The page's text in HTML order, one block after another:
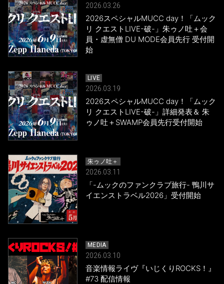
2026.03.26
2026スペシャルMUCC day！「ムック
リ クエストLIVE-破-」朱ゥノ吐＋会
員・虚無僧 DU MODE会員先行 受付開
始
LIVE
2026.03.19
2026スペシャルMUCC day！「ムック
リ クエストLIVE-破-」詳細発表＆ 朱
ゥノ吐＋SWAMP会員先行受付開始
朱ゥノ吐＋
2026.03.11
「-ムックのファンクラブ旅行- 鴨川サ
イエンストラベル2026」受付開始
MEDIA
2026.03.10
音楽情報ライヴ『いじくりROCKS！』
#73 配信情報